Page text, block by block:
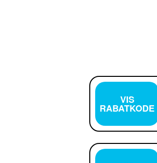
VIS
RABATKODE